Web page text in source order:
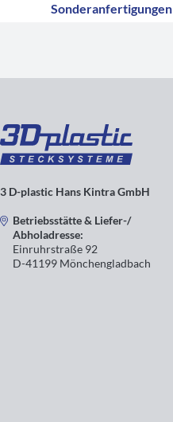
Sonderanfertigungen
3 D-plastic Hans Kintra GmbH
Betriebsstätte & Liefer-/
Abholadresse:
Einruhrstraße 92
D-41199 Mönchengladbach